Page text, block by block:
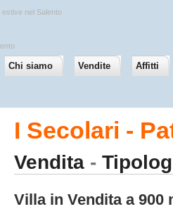
nel Salento
Chi siamo Vendite Affitti
I Secolari -
Vendita -
Villa in Vendita a 900